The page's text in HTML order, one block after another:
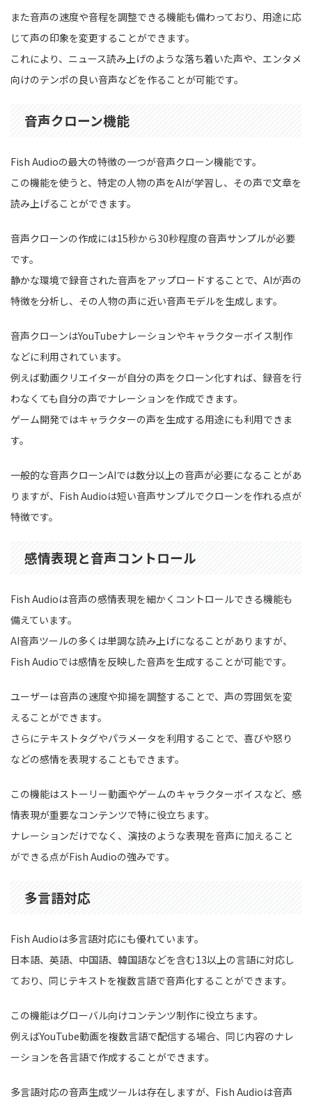
また音声の速度や音程を調整できる機能も備わっており、用途に応
じて声の印象を変更することができます。
これにより、ニュース読み上げのような落ち着いた声や、エンタメ
向けのテンポの良い音声などを作ることが可能です。
音声クローン機能
Fish Audioの最大の特徴の一つが音声クローン機能です。
この機能を使うと、特定の人物の声をAIが学習し、その声で文章を
読み上げることができます。
音声クローンの作成には15秒から30秒程度の音声サンプルが必要
です。
静かな環境で録音された音声をアップロードすることで、AIが声の
特徴を分析し、その人物の声に近い音声モデルを生成します。
音声クローンはYouTubeナレーションやキャラクターボイス制作
などに利用されています。
例えば動画クリエイターが自分の声をクローン化すれば、録音を行
わなくても自分の声でナレーションを作成できます。
ゲーム開発ではキャラクターの声を生成する用途にも利用できま
す。
一般的な音声クローンAIでは数分以上の音声が必要になることがあ
りますが、Fish Audioは短い音声サンプルでクローンを作れる点が
特徴です。
感情表現と音声コントロール
Fish Audioは音声の感情表現を細かくコントロールできる機能も
備えています。
AI音声ツールの多くは単調な読み上げになることがありますが、
Fish Audioでは感情を反映した音声を生成することが可能です。
ユーザーは音声の速度や抑揚を調整することで、声の雰囲気を変
えることができます。
さらにテキストタグやパラメータを利用することで、喜びや怒り
などの感情を表現することもできます。
この機能はストーリー動画やゲームのキャラクターボイスなど、感
情表現が重要なコンテンツで特に役立ちます。
ナレーションだけでなく、演技のような表現を音声に加えること
ができる点がFish Audioの強みです。
多言語対応
Fish Audioは多言語対応にも優れています。
日本語、英語、中国語、韓国語などを含む13以上の言語に対応し
ており、同じテキストを複数言語で音声化することができます。
この機能はグローバル向けコンテンツ制作に役立ちます。
例えばYouTube動画を複数言語で配信する場合、同じ内容のナレ
ーションを各言語で作成することができます。
多言語対応の音声生成ツールは存在しますが、Fish Audioは音声